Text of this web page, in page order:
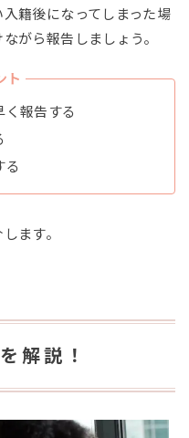
籍後になってしまった場
がら報告しましょう。
ト
報告する
る
ます。
解説！